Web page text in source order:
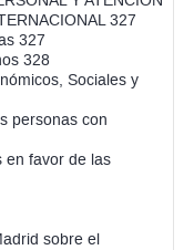
327
327
328
Sociales y
personas con
en favor de las
sobre el